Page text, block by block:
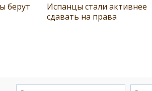
берут
Испанцы стали активнее
сдавать на права